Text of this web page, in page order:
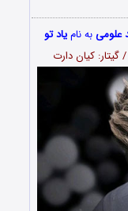
علومیبه نامیاد تو
کیان دارت